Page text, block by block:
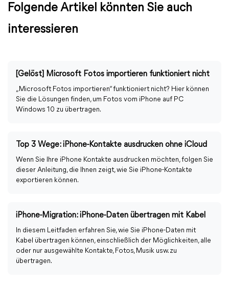
Folgende Artikel könnten Sie auch
interessieren
[Gelöst] Microsoft Fotos importieren funktioniert nicht
„Microsoft Fotos importieren“ funktioniert nicht? Hier können
Sie die Lösungen finden, um Fotos vom iPhone auf PC
Windows 10 zu übertragen.
Top 3 Wege: iPhone-Kontakte ausdrucken ohne iCloud
Wenn Sie Ihre iPhone Kontakte ausdrucken möchten, folgen Sie
dieser Anleitung, die Ihnen zeigt, wie Sie iPhone-Kontakte
exportieren können.
iPhone-Migration: iPhone-Daten übertragen mit Kabel
In diesem Leitfaden erfahren Sie, wie Sie iPhone-Daten mit
Kabel übertragen können, einschließlich der Möglichkeiten, alle
oder nur ausgewählte Kontakte, Fotos, Musik usw. zu
übertragen.